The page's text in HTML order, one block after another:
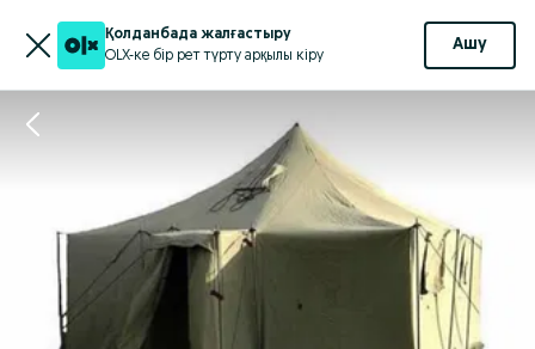
Қолданбада жалғастыру
OLX-ке бір рет түрту арқылы кіру
Ашу